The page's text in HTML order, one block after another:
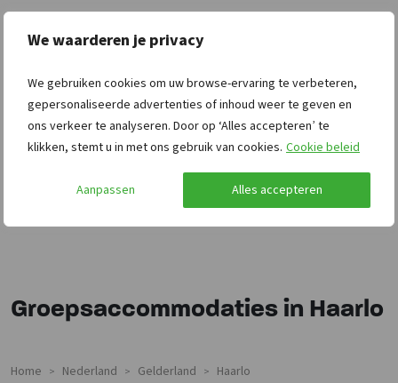
We waarderen je privacy
We gebruiken cookies om uw browse-ervaring te verbeteren,
gepersonaliseerde advertenties of inhoud weer te geven en
ons verkeer te analyseren. Door op ‘Alles accepteren’ te
klikken, stemt u in met ons gebruik van cookies. Cookie beleid
Aanpassen Alles accepteren
Groepsaccommodaties in Haarlo
Home > Nederland > Gelderland > Haarlo